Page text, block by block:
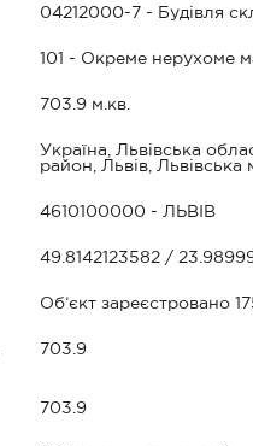
04212000-7 - Будівля
101 - Окреме нерухоме
703.9 м.кв.
Україна, Львівська
район, Львів, Львівська
4610100000 - ЛЬВІВ
49.8142123582 /
Об’єкт зареєстровано
703.9
703.9